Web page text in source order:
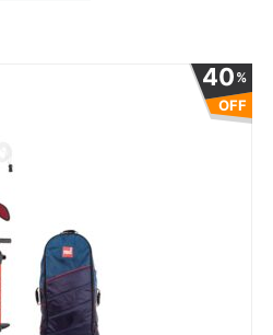
40%
OFF